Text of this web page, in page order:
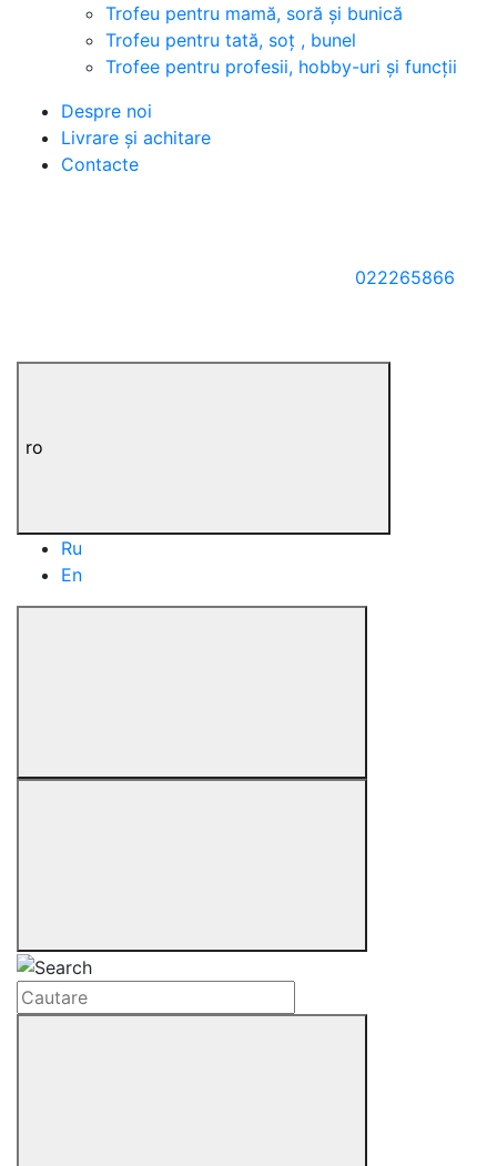
Trofeu pentru mamă, soră și bunică
Trofeu pentru tată, soț , bunel
Trofee pentru profesii, hobby-uri și funcții
Despre noi
Livrare și achitare
Contacte
022265866
ro
Ru
En
Cautare